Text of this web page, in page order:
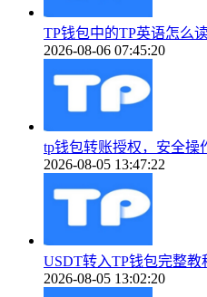
TP钱包中的TP英语怎么
2026-08-06 07:45:20
tp钱包转账授权，安全操
2026-08-05 13:47:22
USDT转入TP钱包完整
2026-08-05 13:02:20